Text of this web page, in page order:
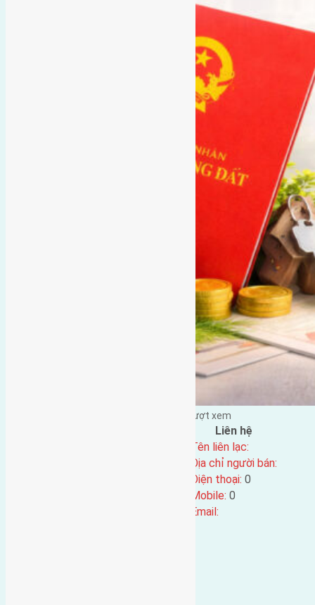
lượt xem
Liên hệ
Tên liên lạc:
Địa chỉ người bán:
Điện thoại: 0
Mobile: 0
Email: